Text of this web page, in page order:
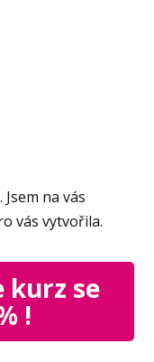
na vás
vás vytvořila.
kurz se
!